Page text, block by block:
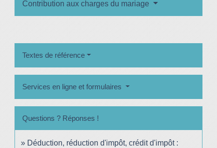
Contribution aux charges du mariage
Textes de référence
Services en ligne et formulaires
Questions ? Réponses !
Déduction, réduction d'impôt, crédit d'impôt :